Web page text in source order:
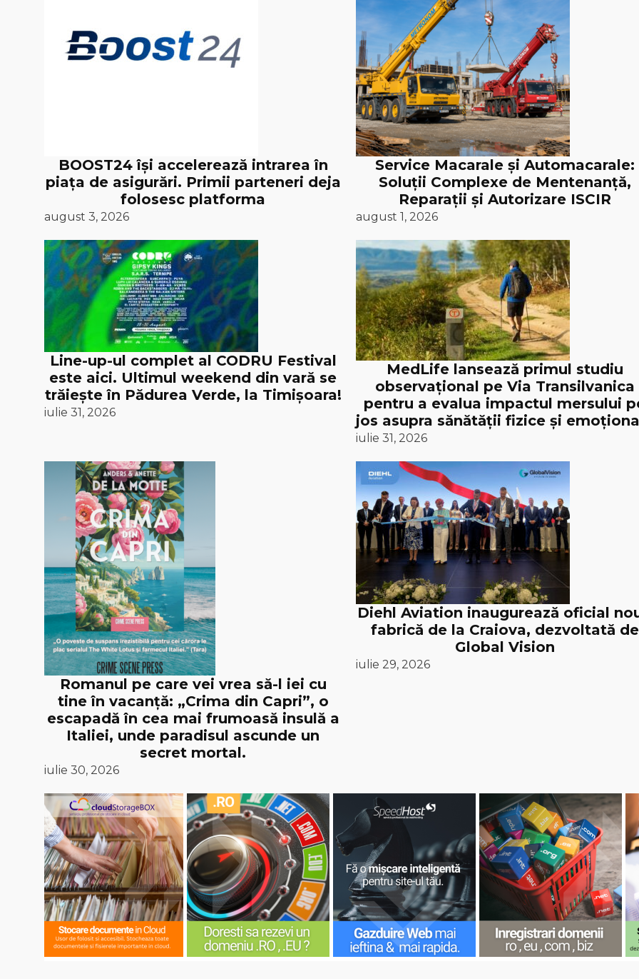
BOOST24 își accelerează intrarea în
piața de asigurări. Primii parteneri deja
folosesc platforma
august 3, 2026
Service Macarale și Automacarale:
Soluții Complexe de Mentenanță,
Reparații și Autorizare ISCIR
august 1, 2026
Line-up-ul complet al CODRU Festival
este aici. Ultimul weekend din vară se
trăiește în Pădurea Verde, la Timișoara!
iulie 31, 2026
MedLife lansează primul studiu
observațional pe Via Transilvanica
pentru a evalua impactul mersului
jos asupra sănătății fizice și
iulie 31, 2026
Romanul pe care vei vrea să-l iei cu
tine în vacanță: „Crima din Capri”, o
escapadă în cea mai frumoasă insulă a
Italiei, unde paradisul ascunde un
secret mortal.
iulie 30, 2026
Diehl Aviation inaugurează oficial
fabrică de la Craiova, dezvoltată de
Global Vision
iulie 29, 2026